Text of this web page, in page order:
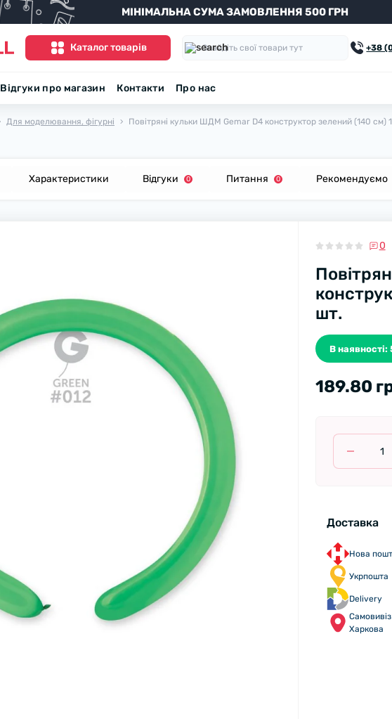
МІНІМАЛЬНА СУМА ЗАМОВЛЕННЯ 500 ГРН
Каталог товарів +38
Відгуки про магазин Контакти Про нас
Для моделювання, фігурні Повітряні кульки ШДМ Gemar D4 конструктор зелений (140 см)
Характеристики Відгуки 0 Питання 0 Рекомендуємо
0
шт.
В наявності:
189.80
Доставка
Нова
Укрпошта
Delivery
Самовивіз
Харкова